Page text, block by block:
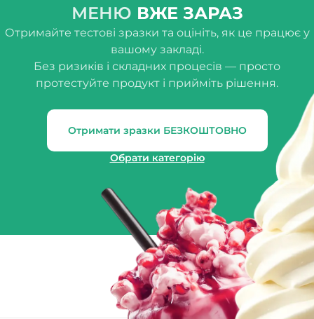
МЕНЮ ВЖЕ ЗАРАЗ
Отримайте тестові зразки та оцініть, як це працює у
вашому закладі.
Без ризиків і складних процесів — просто
протестуйте продукт і прийміть рішення.
Отримати зразки БЕЗКОШТОВНО
Обрати категорію